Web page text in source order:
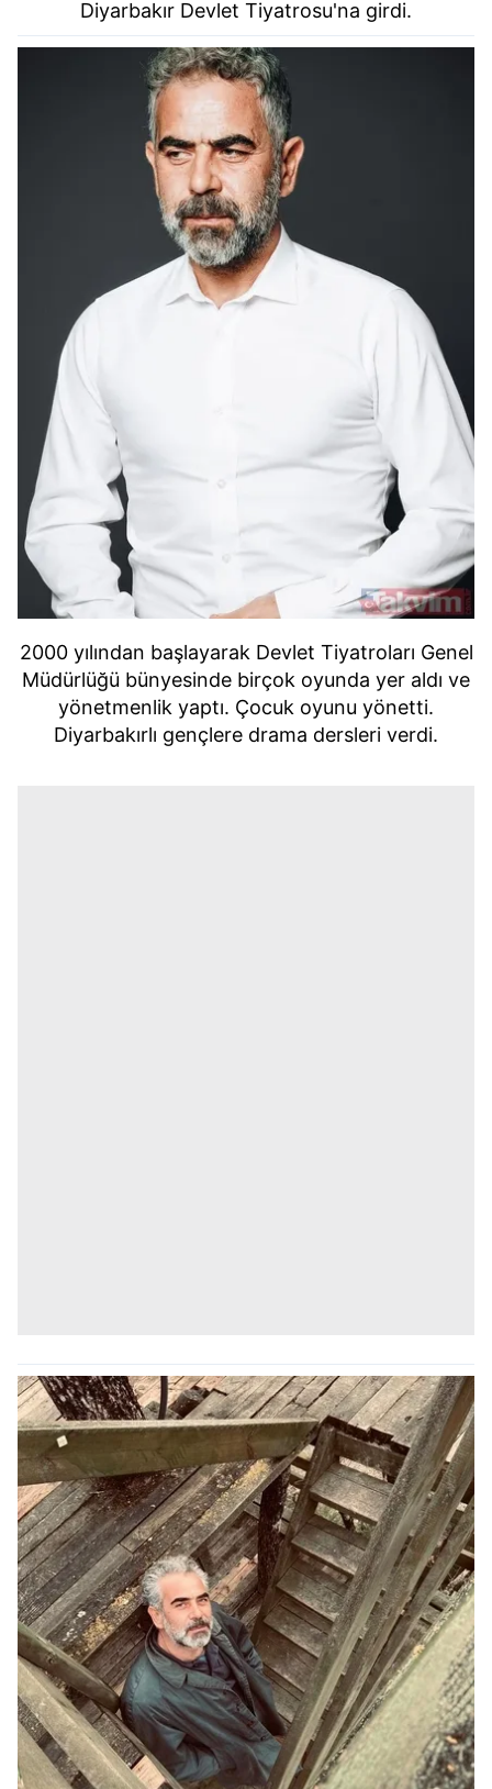
Diyarbakır Devlet Tiyatrosu'na girdi.
2000 yılından başlayarak Devlet Tiyatroları Genel
Müdürlüğü bünyesinde birçok oyunda yer aldı ve
yönetmenlik yaptı. Çocuk oyunu yönetti.
Diyarbakırlı gençlere drama dersleri verdi.